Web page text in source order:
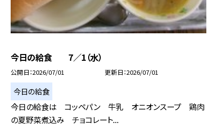
今日の給食 7／1（水）
公開日 2026/07/01 更新日 2026/07/01
今日の給食
今日の給食は コッペパン 牛乳 オニオンスープ 鶏肉
の夏野菜煮込み チョコレート...